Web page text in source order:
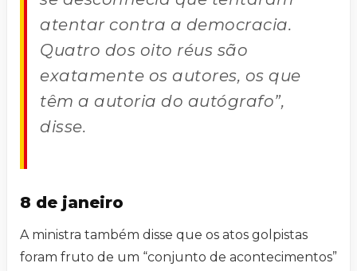
atentar contra a democracia.
Quatro dos oito réus são
exatamente os autores, os que
têm a autoria do autógrafo”,
disse.
8 de janeiro
A ministra também disse que os atos golpistas
foram fruto de um “conjunto de acontecimentos”